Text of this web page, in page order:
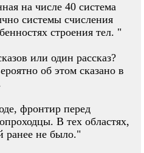
на числе 40 система
системы счисления
строения тел. "
или один рассказ?
об этом сказано в
фронтир перед
В тех областях,
ранее не было."